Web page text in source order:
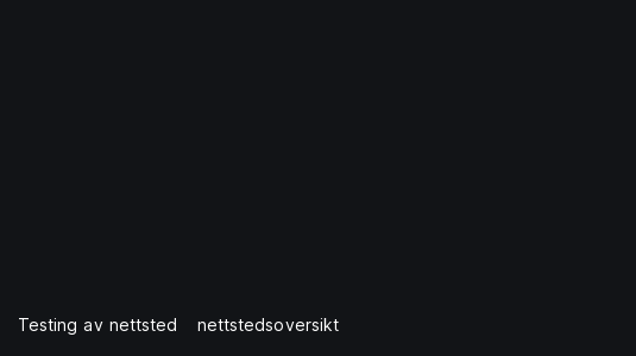
Testing av nettsted nettstedsoversikt